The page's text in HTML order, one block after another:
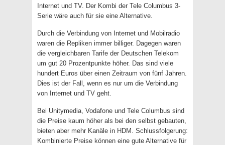
Internet und TV. Der Kombi der Tele Columbus 3-
Serie wäre auch für sie eine Alternative.
Durch die Verbindung von Internet und Mobilradio
waren die Repliken immer billiger. Dagegen waren
die vergleichbaren Tarife der Deutschen Telekom
um gut 20 Prozentpunkte höher. Das sind viele
hundert Euros über einen Zeitraum von fünf Jahren.
Dies ist der Fall, wenn es nur um die Verbindung
von Internet und TV geht.
Bei Unitymedia, Vodafone und Tele Columbus sind
die Preise kaum höher als bei den selbst gebauten,
bieten aber mehr Kanäle in HDM. Schlussfolgerung:
Kombinierte Preise können eine gute Alternative für